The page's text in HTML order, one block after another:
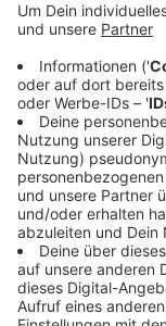
anpassen
Gerhardt-
es, dass an
hören ist, um
Ob nach den
werden, hinge
Veröffentlicht:
Anzeige